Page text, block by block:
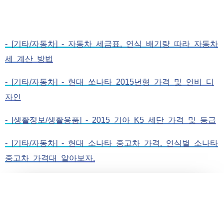
- [기타/자동차] - 자동차 세금표, 연식 배기량 따라 자동차
세 계산 방법
- [기타/자동차] - 현대 쏘나타 2015년형 가격 및 연비 디
자인
- [생활정보/생활용품] - 2015 기아 K5 세단 가격 및 등급
- [기타/자동차] - 현대 소나타 중고차 가격, 연식별 소나타
중고차 가격대 알아보자.